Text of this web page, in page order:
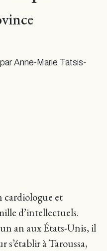
Anne-Marie Tatsis-
cardiologue et
d’intellectuels.
an aux États-Unis, il
à Taroussa,